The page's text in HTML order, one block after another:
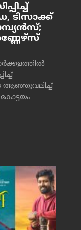
ടിസാക്ക്
ആഞ്ഞുവലിച്ച്